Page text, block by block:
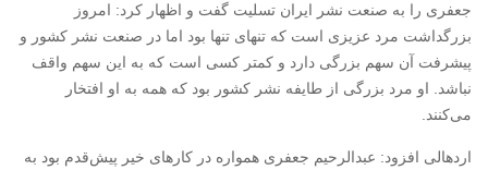
جعفری را به صنعت نشر ایران تسلیت گفت و اظهار کرد: امروز
بزرگداشت مرد عزیزی است که تنهای تنها بود اما در صنعت نشر کشور و
پیشرفت آن سهم بزرگی دارد و کمتر کسی است که به این سهم واقف
نباشد. او مرد بزرگی از طایفه نشر کشور بود که همه به او افتخار
می‌کنند.
اردهالی افزود: عبدالرحیم جعفری همواره در کارهای خیر پیش‌قدم بود به